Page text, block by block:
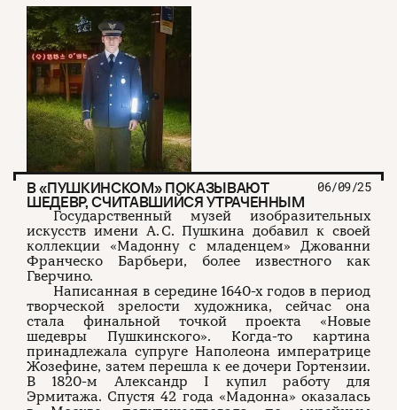
В «ПУШКИНСКОМ» ПОКАЗЫВАЮТ
ШЕДЕВР, СЧИТАВШИЙСЯ УТРАЧЕННЫМ
06/09/25
Государственный музей изобразительных
искусств имени А. С. Пушкина добавил к своей
коллекции «Мадонну с младенцем» Джованни
Франческо Барбьери, более известного как
Гверчино.
Написанная в середине 1640-х годов в период
творческой зрелости художника, сейчас она
стала финальной точкой проекта «Новые
шедевры Пушкинского». Когда-то картина
принадлежала супруге Наполеона императрице
Жозефине, затем перешла к ее дочери Гортензии.
В 1820-м Александр I купил работу для
Эрмитажа. Спустя 42 года «Мадонна» оказалась